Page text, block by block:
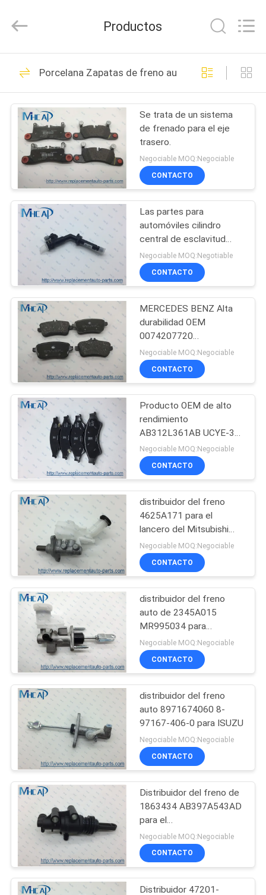
HOGAR
PRODUCTOS
SOBRE
NOSOTROS
VIAJE
DE
LA
FÁBRICA
CONTROL
DE
CALIDAD
CONTÁCTENOS
PIDA
UNA
CITA
MAPA
DEL
SITIO
PRIVACY
POLICY
Parts
Rights
Sensor auto del
oxígeno
108
Interruptor auto del
elevalunas eléctrico
72
Primavera
automotriz del reloj
Bobina de ignición
auto
117
Piezas de automóvil
Honda
269
partes del cuerpo
autos
Auto del filtro de
aire
Productos
Porcelana Zapatas de freno autos
Se trata de un sistema
de frenado para el eje
trasero.
Negociable MOQ:Negociable
CONTACTO
Las partes para
automóviles cilindro
central de esclavitud
OEM AB39-7C560-AB
AB397C560AC 1732931
Negociable MOQ:Negotiable
CONTACTO
MERCEDES BENZ Alta
durabilidad OEM
0074207720
0064206820 Pad de
freno del eje trasero
Negociable MOQ:Negociable
CONTACTO
Producto OEM de alto
rendimiento
AB312L361AB UCYE-33-
23Z Placas de freno
Partes de repuesto de
vehículos
Negociable MOQ:Negociable
CONTACTO
distribuidor del freno
4625A171 para el
lancero del Mitsubishi
Outlander
Negociable MOQ:Negociable
CONTACTO
distribuidor del freno
auto de 2345A015
MR995034 para
MITSUBISHI L200
Negociable MOQ:Negociable
CONTACTO
distribuidor del freno
auto 8971674060 8-
97167-406-0 para ISUZU
Negociable MOQ:Negociable
CONTACTO
Distribuidor del freno de
1863434 AB397A543AD
para el
GUARDABOSQUES
MAZDA de FORD
Negociable MOQ:Negociable
CONTACTO
Distribuidor 47201-